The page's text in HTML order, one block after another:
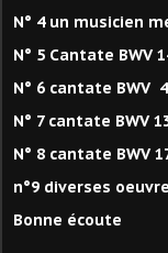
N° 4 un musicien
N° 5 Cantate BWV
N° 6 cantate BWV
N° 7 cantate BWV
N° 8 cantate BWV
n°9 diverses
Bonne écoute